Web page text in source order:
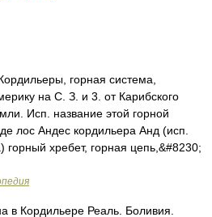
горная система,
на С. З. и 3. от Карибского
Исп. название этой горной
лос Андес кордильера Анд (исп.
горный хребет, горная цепь,&#8230;
Кордильере Реаль. Боливия.